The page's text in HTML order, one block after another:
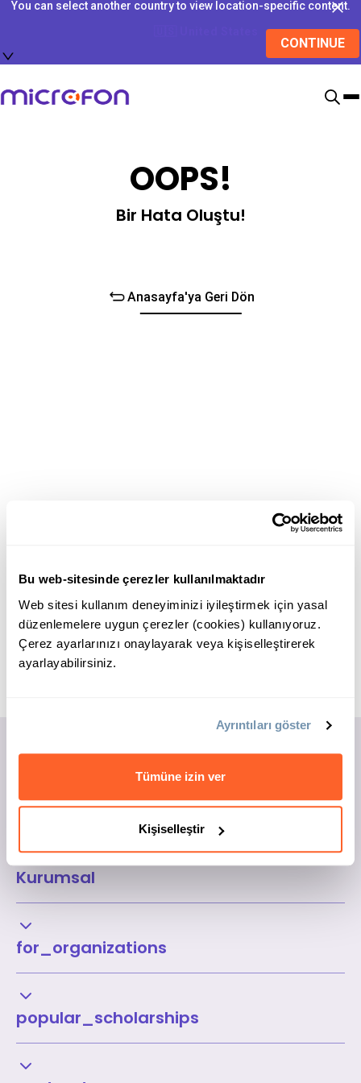
Bu web-sitesinde çerezler kullanılmaktadır
Web sitesi kullanım deneyiminizi iyileştirmek için yasal
düzenlemelere uygun çerezler (cookies) kullanıyoruz.
Çerez ayarlarınızı onaylayarak veya kişiselleştirerek
ayarlayabilirsiniz.
Ayrıntıları göster
Tümüne izin ver
Kişiselleştir
You can select another country to view location-specific content.
CONTINUE
OOPS!
Bir Hata Oluştu!
Anasayfa'ya Geri Dön
Kurumsal
for_organizations
popular_scholarships